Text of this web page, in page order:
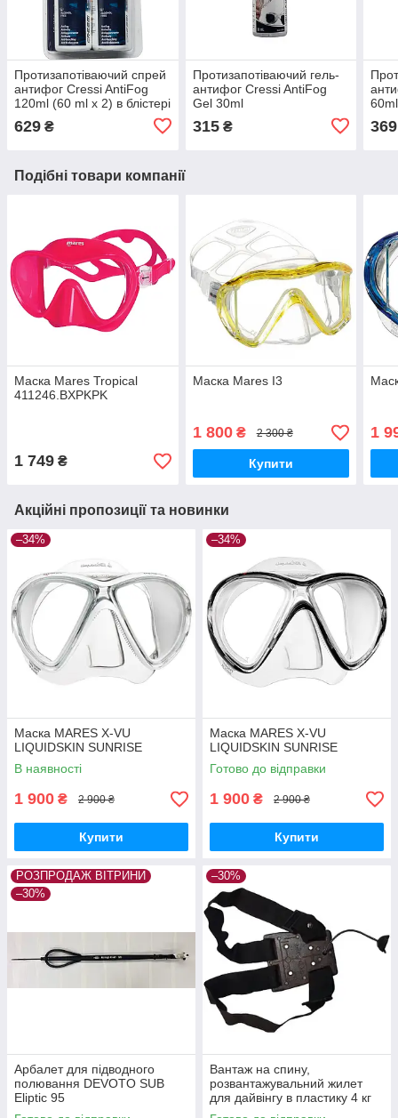
Протизапотіваючий спрей
антифог Cressi AntiFog
120ml (60 ml х 2) в блістері
629 ₴
Протизапотіваючий гель-
антифог Cressi AntiFog
Gel 30ml
315₴ 369
Подібні товари компанії
Маска Mares Tropical
411246.BXPKPK
1 749 ₴
Маска Mares I3
1 800₴ 2 300 ₴
Купити
1
Акційні пропозиції та новинки
–34%
Маска MARES X-VU
LIQUIDSKIN SUNRISE
В наявності
1 900 ₴ 2 900 ₴
Купити
–34%
Маска MARES X-VU
LIQUIDSKIN SUNRISE
Готово до відправки
1 900 ₴ 2 900 ₴
Купити
РОЗПРОДАЖ ВІТРИНИ
–30%
Арбалет для підводного
полювання DEVOTO SUB
Eliptic 95
–30%
Вантаж на спину,
розвантажувальний жилет
для дайвінгу в пластику 4 кг
М0100